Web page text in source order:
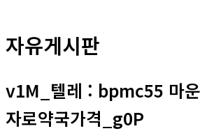
자유게시판
v1M_텔레 : bpmc55 마
자로약국가격_g0P